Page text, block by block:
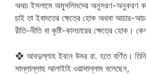
অথচ ইসলামে অমুসলিমদের অনুসরণ-অনুকরণ
চাই তা ইবাদতের ক্ষেত্রে হোক অথবা আচার-
রীতি-নীতি বা কৃষ্টি-কালচারের ক্ষেত্রে হোক।
❖ আবদুল্লাহ ইবনে উমর রা. হতে বর্ণিত।
সাল্লাল্লাহু আলাইহি ওয়াসাল্লাম বলেছেন,